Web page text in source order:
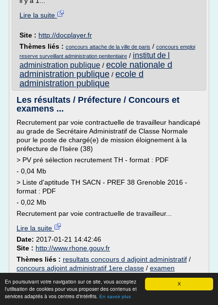
X
En poursuivant votre navigation sur ce site, vous acceptez
l'utilisation de cookies pour vous proposer des contenus et
services adaptés à vos centres d'intérêts. En savoir plus
Lire la suite
Site : http://docplayer.fr
Thèmes liés : concours attache de la ville de paris / concours emploi
reserve surveillant administration penitentiaire / institut de l
administration publique / ecole nationale d
administration publique / ecole d
administration publique
Les résultats / Préfecture / Concours et
examens ...
Recrutement par voie contractuelle de travailleur handicapé
au grade de Secrétaire Administratif de Classe Normale
pour le poste de chargé(e) de mission éloignement à la
préfecture de l'Isère (38)
> PV pré sélection recrutement TH - format : PDF
- 0,04 Mb
> Liste d'aptitude TH SACN - PREF 38 Grenoble 2016 -
format : PDF
- 0,02 Mb
Recrutement par voie contractuelle de travailleur...
Lire la suite
Date: 2017-01-21 14:42:46
Site : http://www.rhone.gouv.fr
Thèmes liés : resultats concours d adjoint administratif /
concours adjoint administratif 1ere classe / examen
professionnel adjoint administratif 1ere classe/concours d
adjoint administratif 2016/resultat de l examen
professionnel adjoint administratif